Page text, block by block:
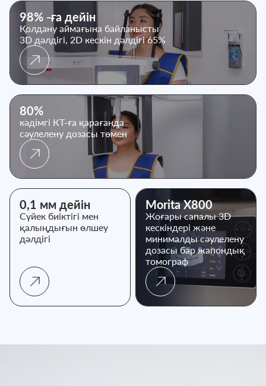
98% -ға дейін
Қолдану аймағына байланысты
3D дәлдігі, 2D кескін дәлдігі 65%
80%
кәдімгі КТ-ға қарағанда
сәулелену дозасы төмен
0,1 мм дейін
Сүйек биіктігі мен
қалыңдығын өлшеу
дәлдігі
Morita Х800
Жоғары сапалы 3D
кескіндері және
минималды сәулелену
дозасы бар жапондық
томограф